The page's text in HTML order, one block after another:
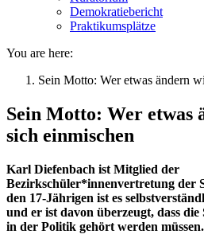
Demokratiebericht
Praktikumsplätze
You are here:
Sein Motto: Wer etwas ändern
Sein Motto: Wer etwas
sich einmischen
Karl Diefenbach ist Mitglied der
Bezirkschüler*innenvertretung der
den 17-Jährigen ist es
und er ist davon überzeugt, dass
in der Politik gehört werden müssen.